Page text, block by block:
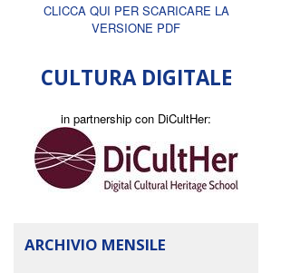
CLICCA QUI PER SCARICARE LA
VERSIONE PDF
CULTURA DIGITALE
in partnership con DiCultHer:
ARCHIVIO MENSILE